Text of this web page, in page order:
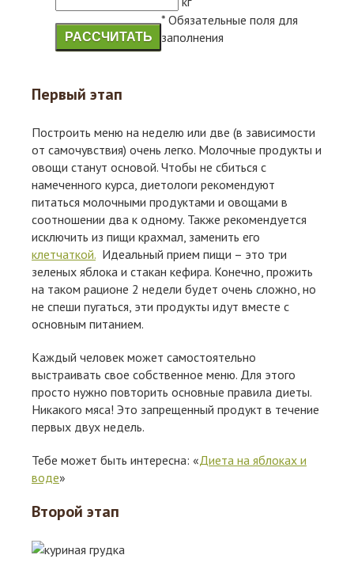
РАССЧИТАТЬ
* Обязательные поля для
заполнения
Первый этап
Построить меню на неделю или две (в зависимости
от самочувствия) очень легко. Молочные продукты и
овощи станут основой. Чтобы не сбиться с
намеченного курса, диетологи рекомендуют
питаться молочными продуктами и овощами в
соотношении два к одному. Также рекомендуется
исключить из пищи крахмал, заменить его
клетчаткой. Идеальный прием пищи – это три
зеленых яблока и стакан кефира. Конечно, прожить
на таком рационе 2 недели будет очень сложно, но
не спеши пугаться, эти продукты идут вместе с
основным питанием.
Каждый человек может самостоятельно
выстраивать свое собственное меню. Для этого
просто нужно повторить основные правила диеты.
Никакого мяса! Это запрещенный продукт в течение
первых двух недель.
Тебе может быть интересна: «Диета на яблоках и
воде»
Второй этап